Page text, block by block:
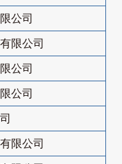
公司
限公司
公司
公司
限公司